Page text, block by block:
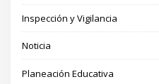
Inspección y Vigilancia
Noticia
Planeación Educativa